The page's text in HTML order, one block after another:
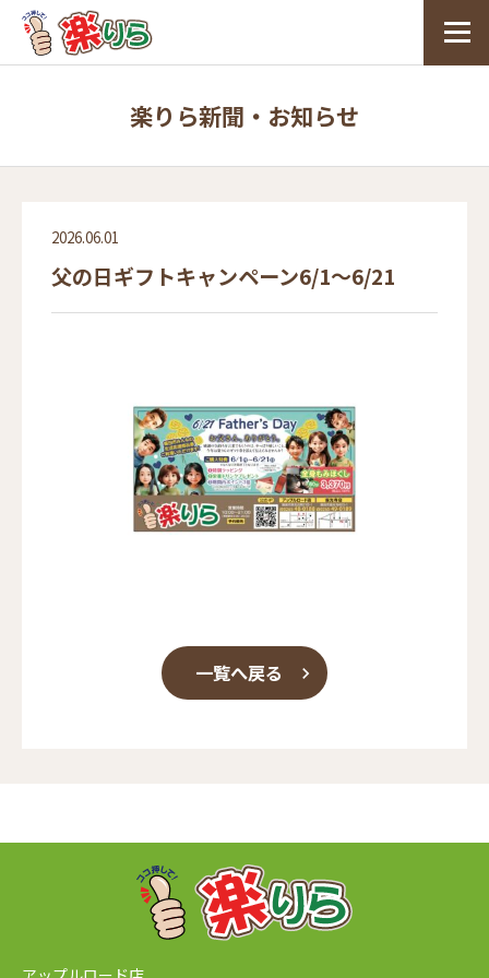
楽りら新聞・お知らせ
2026.06.01
父の日ギフトキャンペーン6/1～6/21
一覧へ戻る